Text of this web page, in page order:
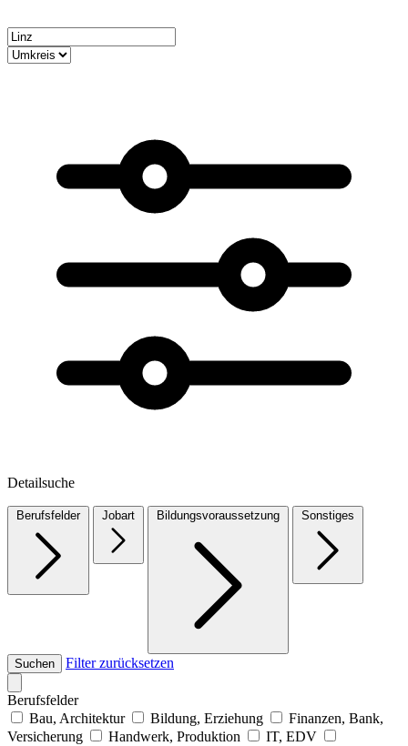
Detailsuche
Berufsfelder Jobart Bildungsvoraussetzung Sonstiges
Suchen Filter zurücksetzen
Berufsfelder
Bau, Architektur
Bildung, Erziehung
Finanzen, Bank,
Versicherung
Handwerk, Produktion
IT, EDV